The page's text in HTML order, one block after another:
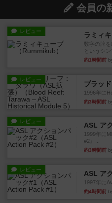
会員の
レビュー ラミィ
数字の牌
というシン
約1時間前
レビュー
ブラッ
1996年に
約3時間前
レビュー ASL ア
1999年に
#2』...
約3時間前
レビュー ASL ア
1997年に
約4時間前